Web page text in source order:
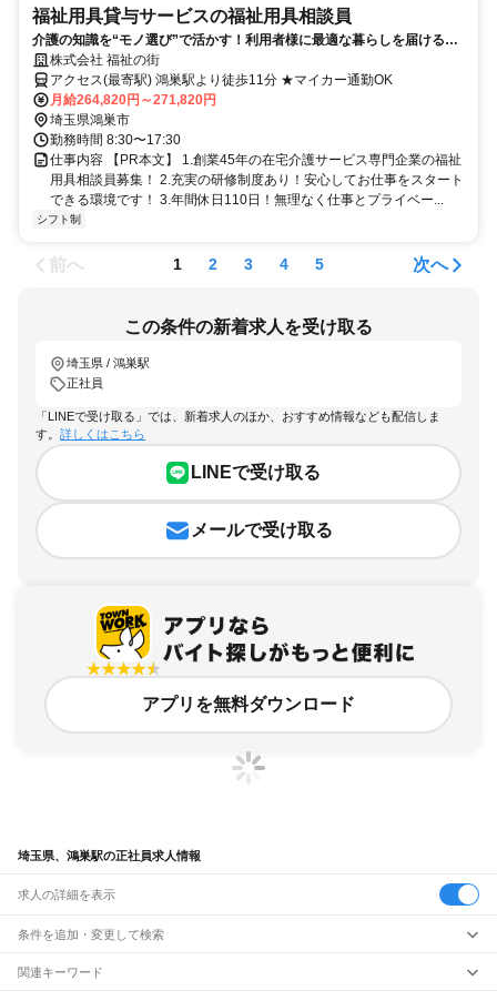
福祉用具貸与サービスの福祉用具相談員
介護の知識を“モノ選び”で活かす！利用者様に最適な暮らしを届ける福
祉用具相談員のお仕事です◎／年間休日113日／賞与あり
株式会社 福祉の街
アクセス(最寄駅) 鴻巣駅より徒歩11分 ★マイカー通勤OK
月給264,820円～271,820円
埼玉県鴻巣市
勤務時間 8:30〜17:30
仕事内容 【PR本文】 1.創業45年の在宅介護サービス専門企業の福祉
用具相談員募集！ 2.充実の研修制度あり！安心してお仕事をスタート
できる環境です！ 3.年間休日110日！無理なく仕事とプライベー...
シフト制
前へ 1 2 3 4 5 次へ
この条件の新着求人を受け取る
埼玉県 / 鴻巣駅
正社員
「LINEで受け取る」では、新着求人のほか、おすすめ情報なども配信しま
す。 詳しくはこちら
LINEで受け取る
メールで受け取る
アプリを無料ダウンロード
埼玉県、鴻巣駅の正社員求人情報
求人の詳細を表示
条件を追加・変更して検索
市区町村を追加・変更
関連キーワード